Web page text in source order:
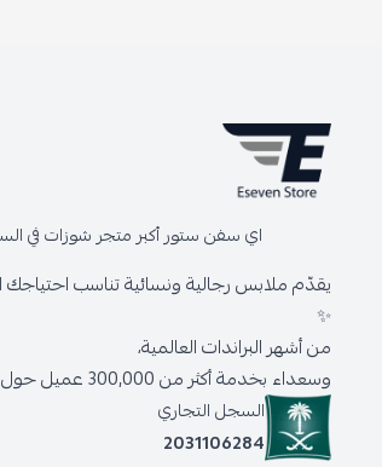
اي سفن ستور أكبر متجر شوزات في
يقدّم ملابس رجالية ونسائية تناسب احتياجك
✨
من أشهر البراندات العالمية،
وسعداء بخدمة أكثر من 300,000 عميل حول المملكة.
السجل التجاري
2031106284